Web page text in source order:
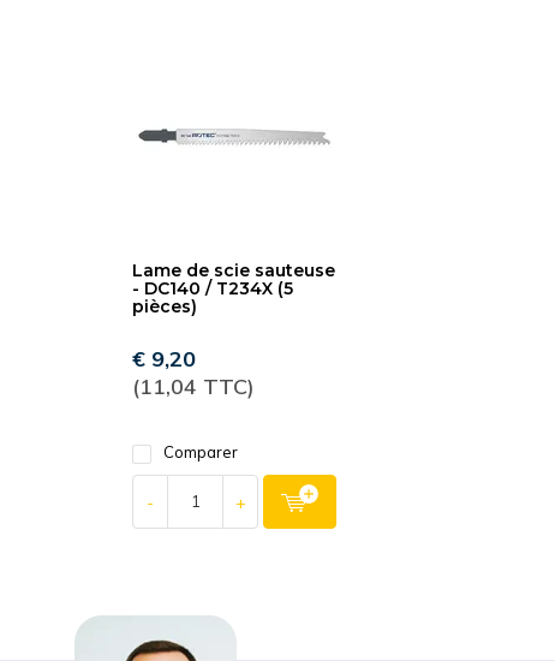
Lame de scie sauteuse
- DC140 / T234X (5
pièces)
€ 9,20
(11,04 TTC)
Comparer
- +